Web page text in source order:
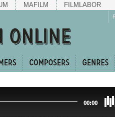
MAFILM FILMLABOR
00:00